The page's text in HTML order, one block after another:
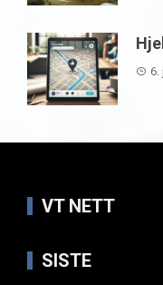
6.
VT NETT
SISTE